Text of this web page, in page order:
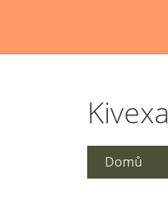
Kivexa
Domů